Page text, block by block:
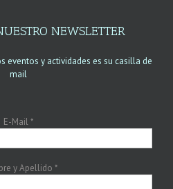
NEWSLETTER
eventos y actividades es su casilla de
mail
E-Mail*
y Apellido *